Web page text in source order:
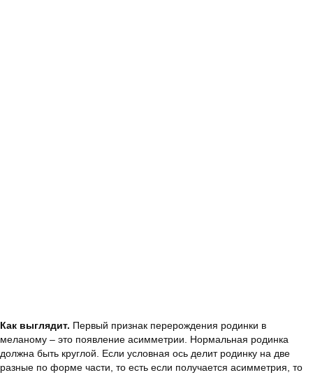
Как выглядит. Первый признак перерождения родинки в
меланому – это появление асимметрии. Нормальная родинка
должна быть круглой. Если условная ось делит родинку на две
разные по форме части, то есть если получается асимметрия, то